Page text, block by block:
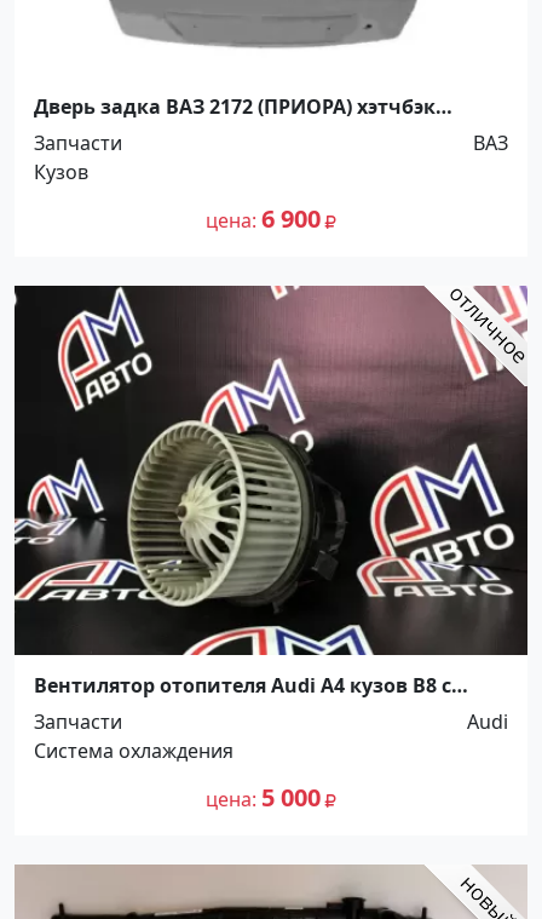
Дверь задка ВАЗ 2172 (ПРИОРА) хэтчбэк
автоВАЗ Краснодар
Запчасти
ВАЗ
Кузов
цена 6 900
Вентилятор отопителя Audi A4 кузов B8 с
2007г Краснодар
Запчасти
Audi
Система охлаждения
цена 5 000